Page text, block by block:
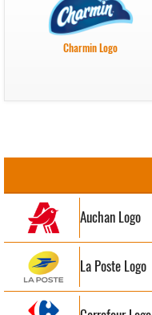
Charmin Logo
Auchan Logo
La Poste Logo